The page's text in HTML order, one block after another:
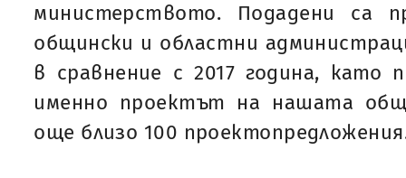
министерството. Подадени са
общински и областни
в сравнение с 2017 година, като
именно проектът на нашата
още близо 100